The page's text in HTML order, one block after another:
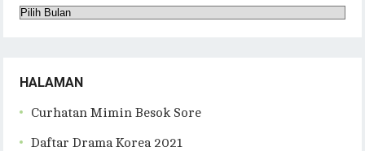
Arsip
HALAMAN
Curhatan Mimin Besok Sore
Daftar Drama Korea 2021